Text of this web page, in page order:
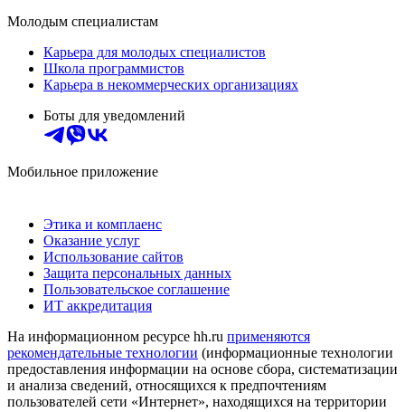
Молодым специалистам
Карьера для молодых специалистов
Школа программистов
Карьера в некоммерческих организациях
Боты для уведомлений
Мобильное приложение
Этика и комплаенс
Оказание услуг
Использование сайтов
Защита персональных данных
Пользовательское соглашение
ИТ аккредитация
На информационном ресурсе hh.ru применяются
рекомендательные технологии (информационные технологии
предоставления информации на основе сбора, систематизации
и анализа сведений, относящихся к предпочтениям
пользователей сети «Интернет», находящихся на территории